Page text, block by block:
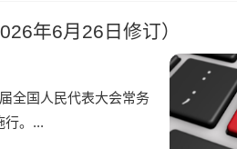
年6月26日修订）
全国人民代表大会常务
行。...